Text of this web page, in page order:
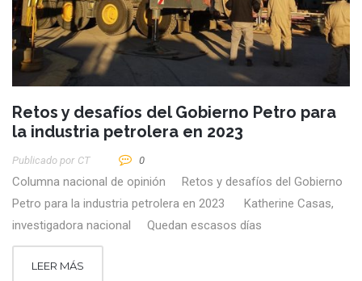
Retos y desafíos del Gobierno Petro para
la industria petrolera en 2023
Publicado por CT 0
Columna nacional de opinión Retos y desafíos del Gobierno
Petro para la industria petrolera en 2023 Katherine Casas,
investigadora nacional Quedan escasos días
LEER MÁS